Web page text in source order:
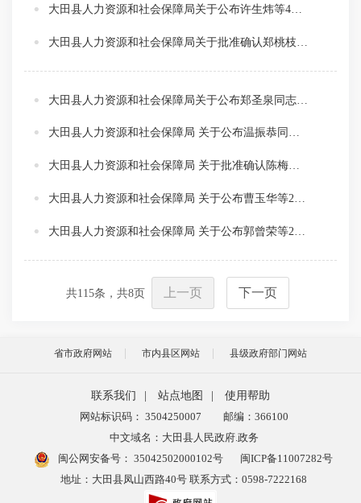
大田县人力资源和社会保障局关于公布许生炜等4位同志工艺美术
大田县人力资源和社会保障局 关于公布温振恭同志工程技术交通专业 中级职务任职资格的通知
大田县人力资源和社会保障局 关于批准确认陈梅凤等35位同志教师系列 初级职务任职资格的通知
共115条，共8页 上一页 下一页
省市政府网站 市内县区网站 县级政府部门网站
联系我们 | 站点地图 |
使用帮助
网站标识码： 3504250007
邮编：366100
中文域名：大田县人民政府.政务
闽公网安备号： 35042502000102号
闽ICP备11007282号
地址：大田县凤山西路40号 联系方式：0598-7222168